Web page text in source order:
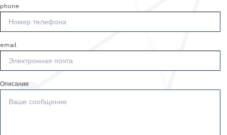
phone
email
Описание